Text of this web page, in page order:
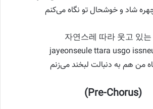
شاد و خوشحال تو نگاه می‌کنم
자연스레 따라 웃고 있는
jayeonseule ttara usgo
من هم به دنبالت لبخند می‌زنم
(Pre-Chorus)